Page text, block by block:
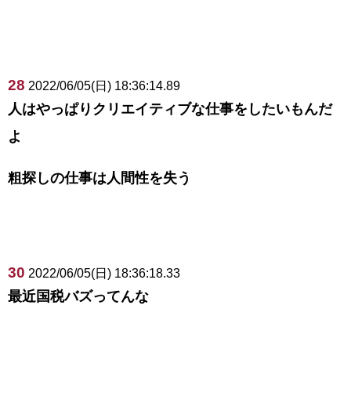
28 2022/06/05(日) 18:36:14.89
人はやっぱりクリエイティブな仕事をしたいもんだ
よ
粗探しの仕事は人間性を失う
30 2022/06/05(日) 18:36:18.33
最近国税バズってんな